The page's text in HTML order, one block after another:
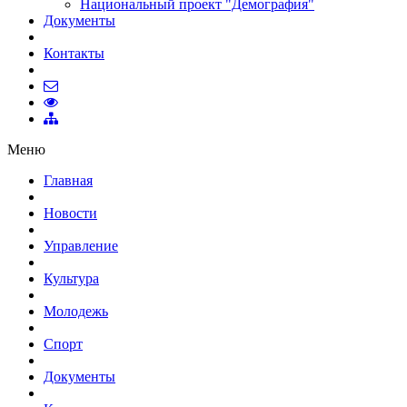
Национальный проект "Демография"
Документы
Контакты
Меню
Главная
Новости
Управление
Культура
Молодежь
Спорт
Документы